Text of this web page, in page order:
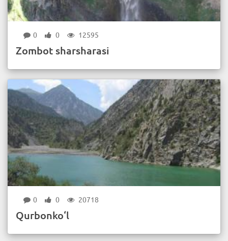
0 0 12595
Zombot sharsharasi
0 0 20718
Qurbonko‘l